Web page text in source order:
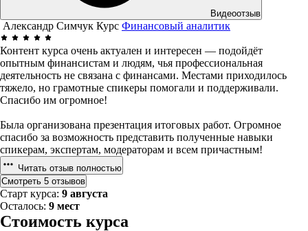
Видеоотзыв
Александр Симчук Курс Финансовый аналитик
Контент курса очень актуален и интересен — подойдёт
опытным финансистам и людям, чья профессиональная
деятельность не связана с финансами. Местами приходилось
тяжело, но грамотные спикеры помогали и поддерживали.
Спасибо им огромное!
Была организована презентация итоговых работ. Огромное
спасибо за возможность представить полученные навыки
спикерам, экспертам, модераторам и всем причастным!
Читать отзыв полностью
Смотреть 5 отзывов
Старт курса: 9 августа
Осталось: 9 мест
Стоимость курса